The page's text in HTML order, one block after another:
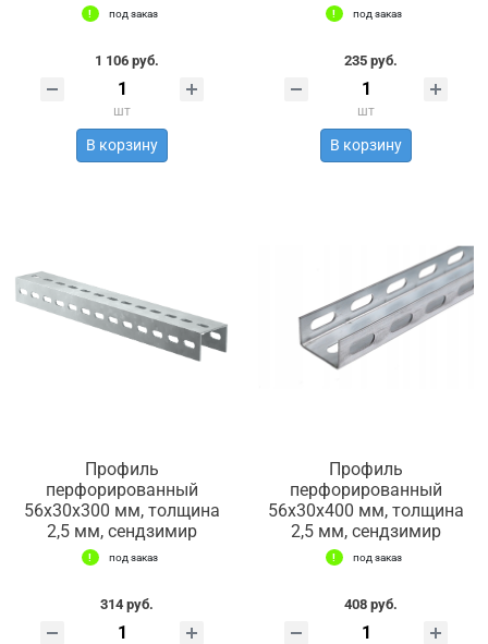
под заказ
1 106 руб.
шт
В корзину
под заказ
235 руб.
шт
В корзину
Профиль
перфорированный
56х30х300 мм, толщина
2,5 мм, сендзимир
под заказ
314 руб.
Профиль
перфорированный
56х30х400 мм, толщина
2,5 мм, сендзимир
под заказ
408 руб.